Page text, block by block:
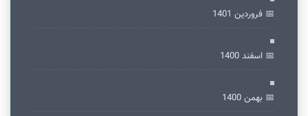
📅 فروردین 1401
📅 اسفند 1400
📅 بهمن 1400